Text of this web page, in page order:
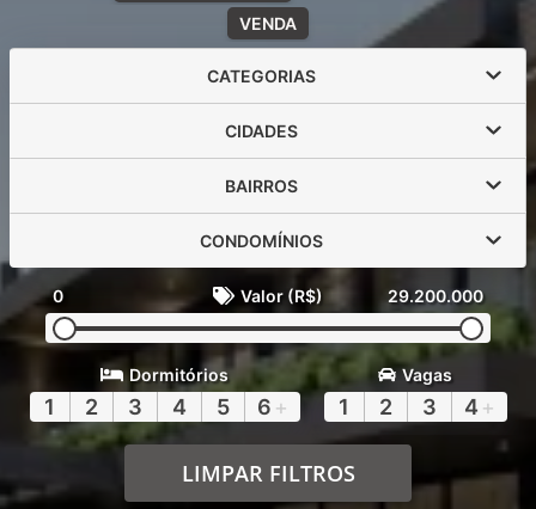
VENDA
CATEGORIAS
CIDADES
BAIRROS
CONDOMÍNIOS
0 Valor (R$) 29.200.000
Dormitórios
1 2 3 4 5 6 +
Vagas
1 2 3 4 +
LIMPAR FILTROS